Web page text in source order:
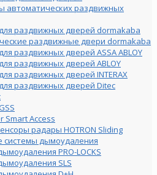
автоматических раздвижных
раздвижных дверей dormakaba
раздвижные двери dormakaba
раздвижных дверей ASSA ABLOY
раздвижных дверей ABLOY
раздвижных дверей INTERAX
раздвижных дверей Ditec
Smart Access
радары HOTRON Sliding
системы дымоудаления
PRO-LOCKS
SLS